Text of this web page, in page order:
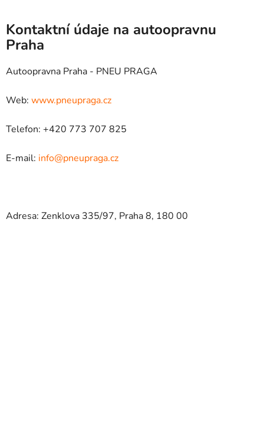
Kontaktní údaje na autoopravnu
Praha
Autoopravna Praha - PNEU PRAGA
Web: www.pneupraga.cz
Telefon: +420 773 707 825
E-mail: info@pneupraga.cz
Adresa: Zenklova 335/97, Praha 8, 180 00